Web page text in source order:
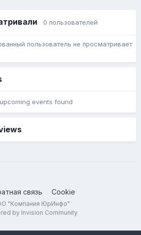
0 пользователей
пользователь не просматривает
events found
связь Cookie
"Компания ЮрИнфо"
by Invision Community